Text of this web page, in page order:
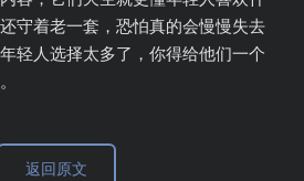
守着老一套，恐怕真的会慢慢失去
轻人选择太多了，你得给他们一个
返回原文